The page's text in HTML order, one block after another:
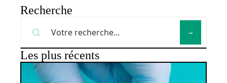
Recherche
Les plus récents